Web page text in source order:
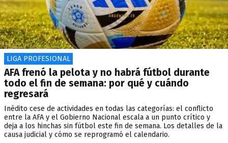
LIGA PROFESIONAL
AFA frenó la pelota y no habrá fútbol durante
todo el fin de semana: por qué y cuándo
regresará
Inédito cese de actividades en todas las categorías: el conflicto
entre la AFA y el Gobierno Nacional escala a un punto crítico y
deja a los hinchas sin fútbol este fin de semana. Los detalles de la
causa judicial y cómo se reprogramó el calendario.